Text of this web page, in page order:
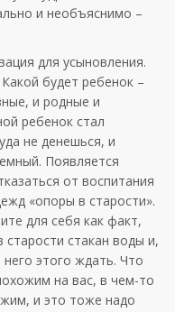
и необъяснимо –
для усыновления.
будет ребенок –
и родные и
ребенок стал
не денешься, и
Появляется
от воспитания
«опоры в старости».
для себя как факт,
стакан воды и,
этого ждать. Что
на вас, в чем-то
и это тоже надо